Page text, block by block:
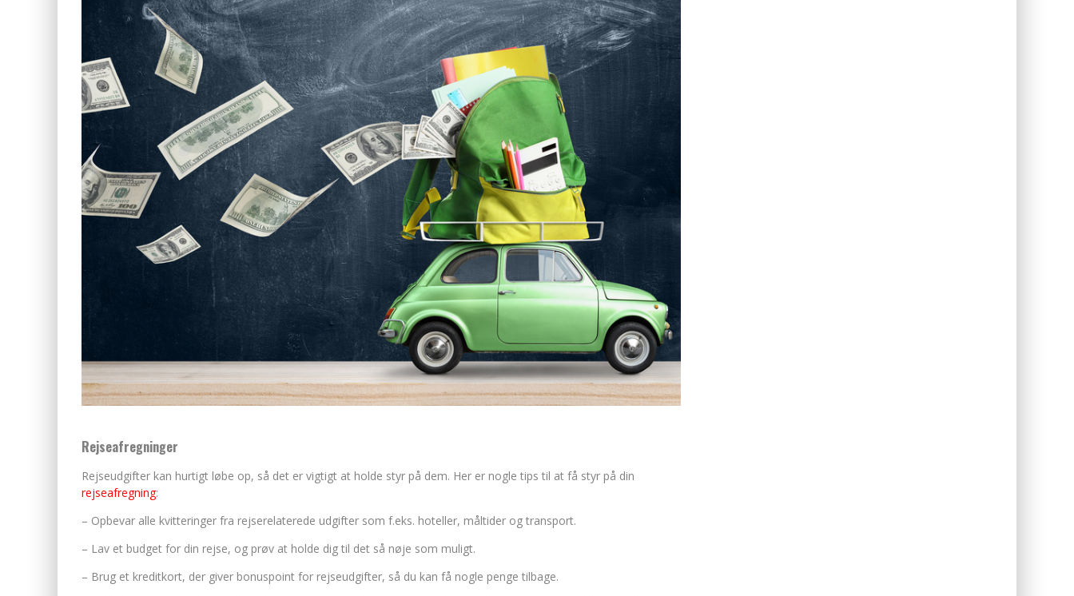
Rejseafregninger
Rejseudgifter kan hurtigt løbe op, så det er vigtigt at holde styr på dem. Her er nogle tips til at få styr på din
rejseafregning:
– Opbevar alle kvitteringer fra rejserelaterede udgifter som f.eks. hoteller, måltider og transport.
– Lav et budget for din rejse, og prøv at holde dig til det så nøje som muligt.
– Brug et kreditkort, der giver bonuspoint for rejseudgifter, så du kan få nogle penge tilbage.